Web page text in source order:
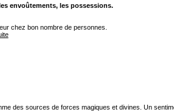
envoûtements, les possessions.
chez bon nombre de personnes.
des sources de forces magiques et divines. Un